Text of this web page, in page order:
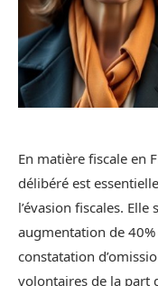
En matière fiscale en
délibéré est
l’évasion fiscales.
augmentation de
constatation
volontaires de la part